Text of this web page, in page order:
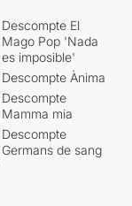
Descompte El
Mago Pop 'Nada
es imposible'
Descompte Ànima
Descompte
Mamma mia
Descompte
Germans de sang